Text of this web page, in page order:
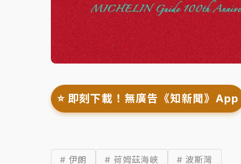
⭐️ 即刻下載！無廣告《知新聞》App
# 伊朗 # 荷姆茲海峽 # 波斯灣